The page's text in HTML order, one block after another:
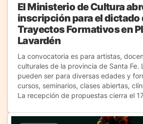
El Ministerio de Cultura
inscripción para el dictado
Trayectos Formativos en
Lavardén
La convocatoria es para artistas,
culturales de la provincia de Santa Fe.
pueden ser para diversas edades y
cursos, seminarios, clases abiertas,
La recepción de propuestas cierra el